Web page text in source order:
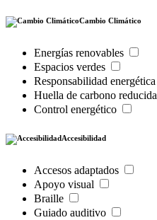
Cambio Climático
Energías renovables
Espacios verdes
Responsabilidad energética
Huella de carbono reducida
Control energético
Accesibilidad
Accesos adaptados
Apoyo visual
Braille
Guiado auditivo